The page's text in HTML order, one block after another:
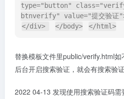
type="button"
btnverify" value="提交验证
</div>
</body> </html>
替换模板文件里public/verify.html
后台开启搜索验证，就会有搜索验证
2022 04-13 发现使用搜索验证码需